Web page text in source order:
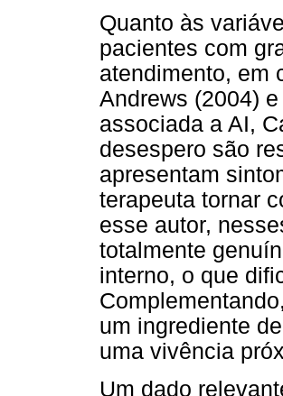
Quanto às
pacientes com
atendimento, em
Andrews (2004)
associada a AI,
desespero são
apresentam
terapeuta tornar
esse autor,
totalmente
interno, o que
um ingrediente
uma vivência
Um dado